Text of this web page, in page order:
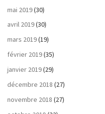
mai 2019(30)
avril 2019(30)
mars 2019(19)
février 2019(35)
janvier 2019(29)
décembre 2018 (27)
novembre 2018 (27)